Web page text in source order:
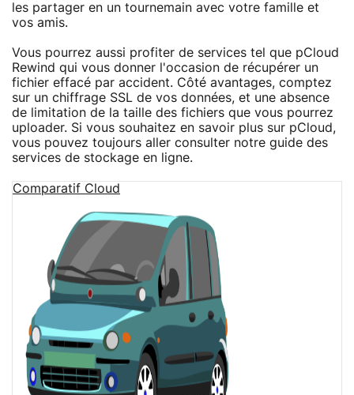
les partager en un tournemain avec votre famille et
vos amis.
Vous pourrez aussi profiter de services tel que pCloud
Rewind qui vous donner l'occasion de récupérer un
fichier effacé par accident. Côté avantages, comptez
sur un chiffrage SSL de vos données, et une absence
de limitation de la taille des fichiers que vous pourrez
uploader. Si vous souhaitez en savoir plus sur pCloud,
vous pouvez toujours aller consulter notre guide des
services de stockage en ligne.
Comparatif Cloud